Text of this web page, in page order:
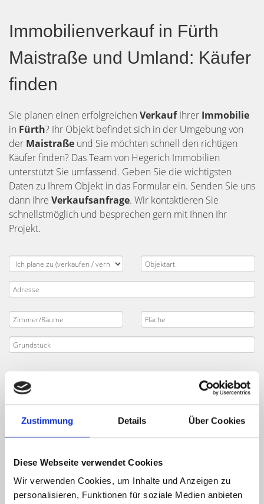
Zustimmung Details Über Cookies
Diese Webseite verwendet Cookies
Wir verwenden Cookies, um Inhalte und Anzeigen zu
personalisieren, Funktionen für soziale Medien anbieten
Immobilienverkauf in Fürth
Maistraße und Umland: Käufer
finden
Sie planen einen erfolgreichen VerkaufIhrer Immobilie
in Fürth? Ihr Objekt befindet sich in der Umgebung von
der Maistraße und Sie möchten schnell den richtigen
Käufer finden? Das Team von Hegerich Immobilien
unterstützt Sie umfassend. Geben Sie die wichtigsten
Daten zu Ihrem Objekt in das Formular ein. Senden Sie uns
dann Ihre Verkaufsanfrage. Wir kontaktieren Sie
schnellstmöglich und besprechen gern mit Ihnen Ihr
Projekt.